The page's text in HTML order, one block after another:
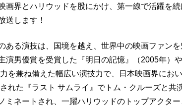
画界とハリウッドを股にかけ、第一線で活躍を続
送します！
る演技は、国境を越え、世界中の映画ファンを
演男優賞を受賞した『明日の記憶』（2005年）や
を兼ね備えた幅広い演技力で、日本映画界にお
れた『ラスト サムライ』でトム・クルーズと共
ミネートされ、一躍ハリウッドのトップアクタ